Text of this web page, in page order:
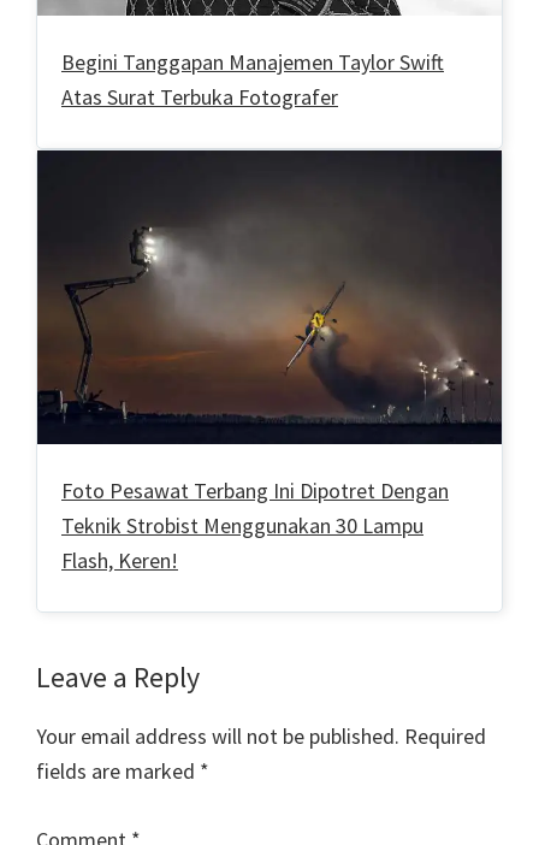
Begini Tanggapan Manajemen Taylor Swift
Atas Surat Terbuka Fotografer
Foto Pesawat Terbang Ini Dipotret Dengan
Teknik Strobist Menggunakan 30 Lampu
Flash, Keren!
Reader
Interactions
Leave a Reply
Your email address will not be published. Required
fields are marked *